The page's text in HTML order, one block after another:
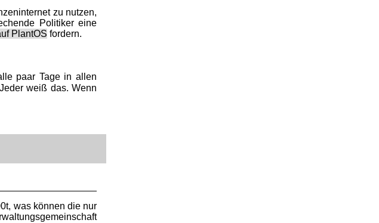
zu nutzen,
Politiker eine
PlantOS fordern.
paar Tage in allen
weiß das. Wenn
was können die nur